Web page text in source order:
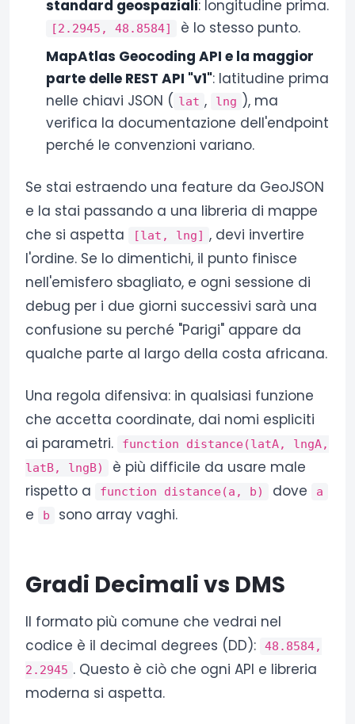
standard geospaziali: longitudine prima.
[2.2945, 48.8584]
è lo stesso punto.
MapAtlas Geocoding API e la maggior
parte delle REST API "v1": latitudine prima
nelle chiavi JSON ( lat , lng ), ma
verifica la documentazione dell'endpoint
perché le convenzioni variano.
Se stai estraendo una feature da GeoJSON
e la stai passando a una libreria di mappe
che si aspetta
[lat, lng] , devi invertire
l'ordine. Se lo dimentichi, il punto finisce
nell'emisfero sbagliato, e ogni sessione di
debug per i due giorni successivi sarà una
confusione su perché "Parigi" appare da
qualche parte al largo della costa africana.
Una regola difensiva: in qualsiasi funzione
che accetta coordinate, dai nomi espliciti
ai parametri.
function distance(latA, lngA,
latB, lngB)
è più difficile da usare male
rispetto a
function distance(a, b) dove a
e b sono array vaghi.
Gradi Decimali vs DMS
Il formato più comune che vedrai nel
codice è il decimal degrees (DD):
48.8584,
2.2945 . Questo è ciò che ogni API e libreria
moderna si aspetta.